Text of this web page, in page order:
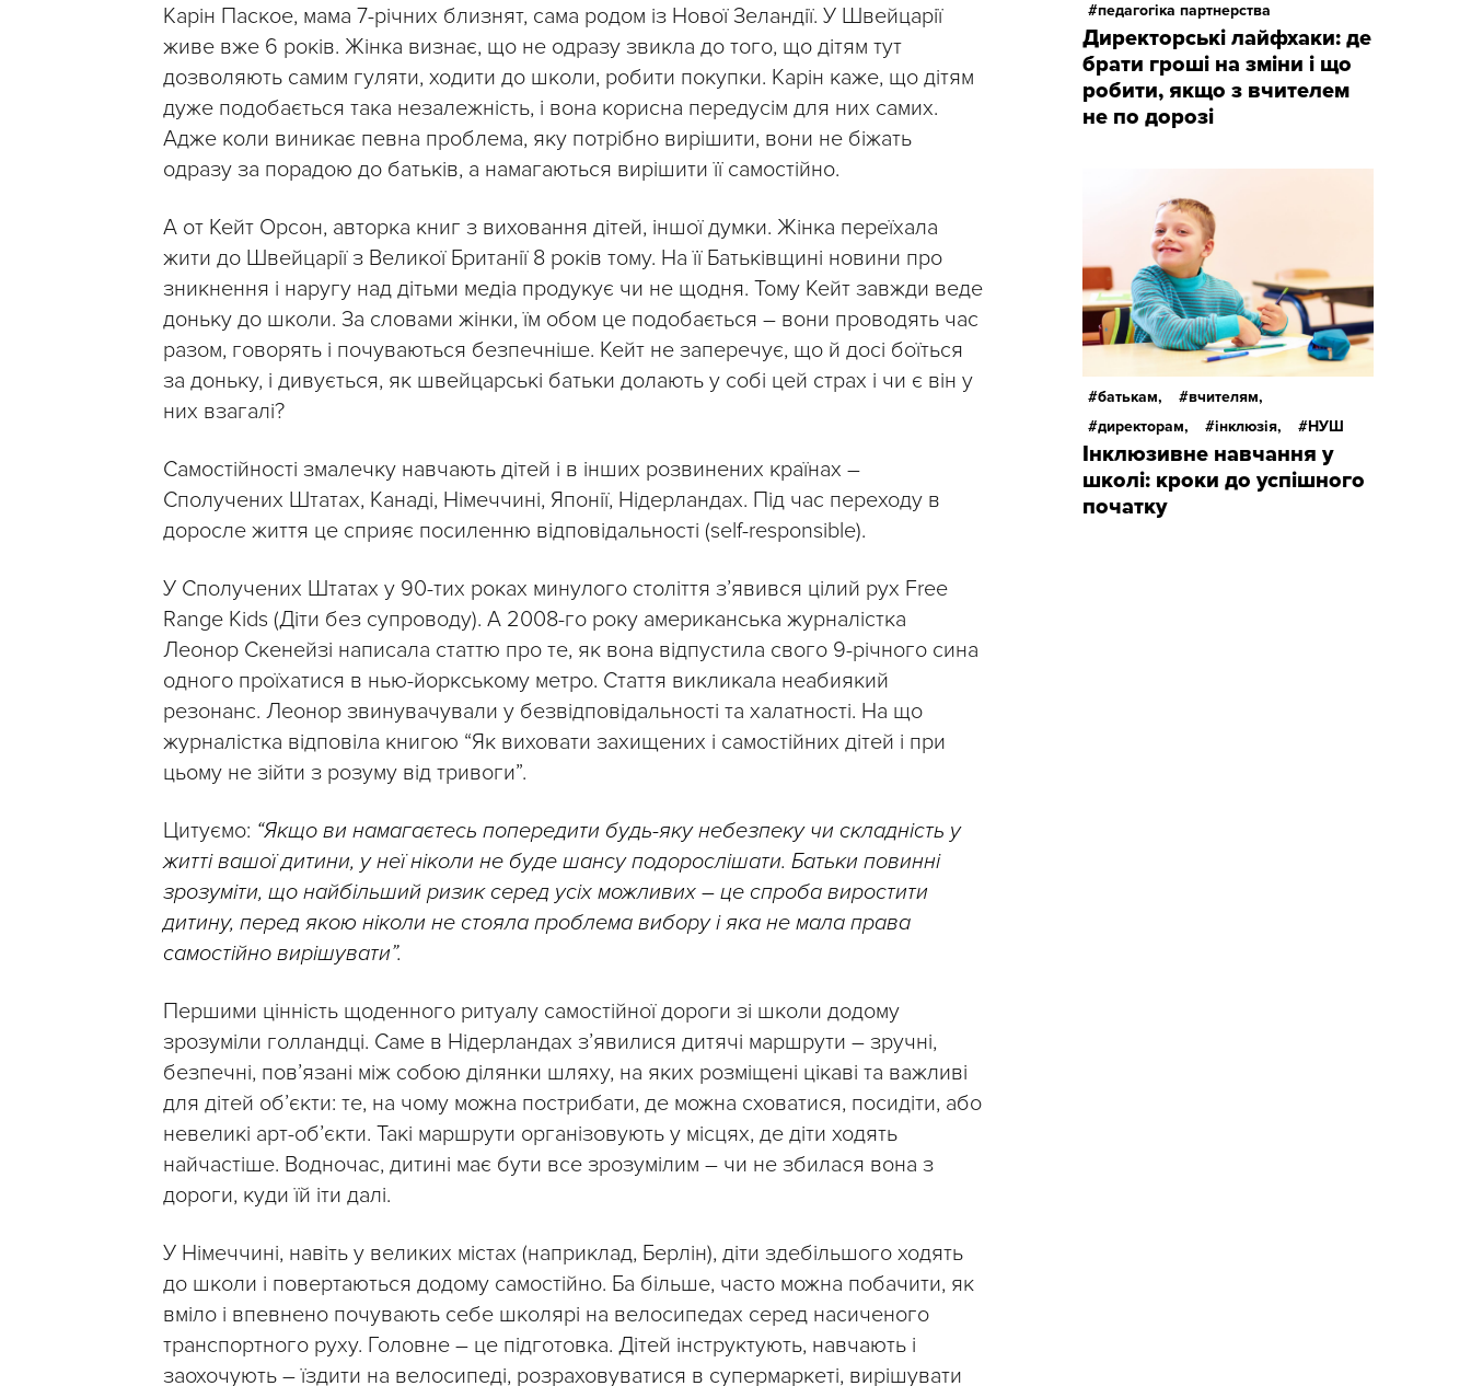
Карін Паское, мама 7-річних близнят, сама родом із Нової Зеландії. У Швейцарії
живе вже 6 років. Жінка визнає, що не одразу звикла до того, що дітям тут
дозволяють самим гуляти, ходити до школи, робити покупки. Карін каже, що дітям
дуже подобається така незалежність, і вона корисна передусім для них самих.
Адже коли виникає певна проблема, яку потрібно вирішити, вони не біжать
одразу за порадою до батьків, а намагаються вирішити її самостійно.
А от Кейт Орсон, авторка книг з виховання дітей, іншої думки. Жінка переїхала
жити до Швейцарії з Великої Британії 8 років тому. На її Батьківщині новини про
зникнення і наругу над дітьми медіа продукує чи не щодня. Тому Кейт завжди веде
доньку до школи. За словами жінки, їм обом це подобається – вони проводять час
разом, говорять і почуваються безпечніше. Кейт не заперечує, що й досі боїться
за доньку, і дивується, як швейцарські батьки долають у собі цей страх і чи є він у
них взагалі?
Самостійності змалечку навчають дітей і в інших розвинених країнах –
Сполучених Штатах, Канаді, Німеччині, Японії, Нідерландах. Під час переходу в
доросле життя це сприяє посиленню відповідальності (self-responsible).
У Сполучених Штатах у 90-тих роках минулого століття з’явився цілий рух Free
Range Kids (Діти без супроводу). А 2008-го року американська журналістка
Леонор Скенейзі написала статтю про те, як вона відпустила свого 9-річного сина
одного проїхатися в нью-йоркському метро. Стаття викликала неабиякий
резонанс. Леонор звинувачували у безвідповідальності та халатності. На що
журналістка відповіла книгою “Як виховати захищених і самостійних дітей і при
цьому не зійти з розуму від тривоги”.
Цитуємо: “Якщо ви намагаєтесь попередити будь-яку небезпеку чи складність у
житті вашої дитини, у неї ніколи не буде шансу подорослішати. Батьки повинні
зрозуміти, що найбільший ризик серед усіх можливих – це спроба виростити
дитину, перед якою ніколи не стояла проблема вибору і яка не мала права
самостійно вирішувати”.
Першими цінність щоденного ритуалу самостійної дороги зі школи додому
зрозуміли голландці. Саме в Нідерландах з’явилися дитячі маршрути – зручні,
безпечні, пов’язані між собою ділянки шляху, на яких розміщені цікаві та важливі
для дітей об’єкти: те, на чому можна пострибати, де можна сховатися, посидіти, або
невеликі арт-об’єкти. Такі маршрути організовують у місцях, де діти ходять
найчастіше. Водночас, дитині має бути все зрозумілим – чи не збилася вона з
дороги, куди їй іти далі.
У Німеччині, навіть у великих містах (наприклад, Берлін), діти здебільшого ходять
до школи і повертаються додому самостійно. Ба більше, часто можна побачити, як
вміло і впевнено почувають себе школярі на велосипедах серед насиченого
транспортного руху. Головне – це підготовка. Дітей інструктують, навчають і
заохочують – їздити на велосипеді, розраховуватися в супермаркеті, вирішувати
педагогіка партнерства
Директорські лайфхаки: де
брати гроші на зміни і що
робити, якщо з вчителем
не по дорозі
батькам,
вчителям,
директорам,
інклюзія, НУШ
Інклюзивне навчання у
школі: кроки до успішного
початку